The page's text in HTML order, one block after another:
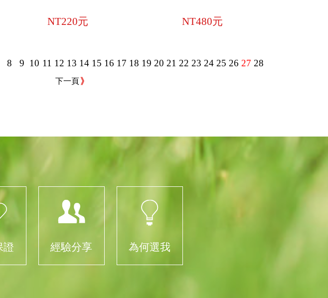
NT220元 NT480元
8 9 10 11 12 13 14 15 16 17 18 19 20 21 22 23 24 25 26 27 28
下一頁
證 經驗分享 為何選我